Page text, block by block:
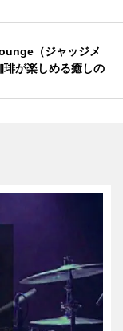
（ジャッジメ
が楽しめる癒しの